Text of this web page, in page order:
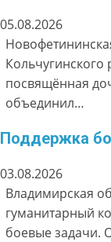
05.08.2026
посвящённая
объединил…
Поддержка
03.08.2026
Владимирская
гуманитарный
боевые задачи.